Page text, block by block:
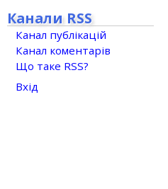
Канали RSS
Канал публікацій
Канал коментарів
Що таке RSS?
Вхід